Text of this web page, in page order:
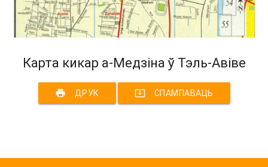
Карта кикар а-Медзіна ў Тэль-Авіве
print ДРУК system_update_alt СПАМПАВАЦЬ